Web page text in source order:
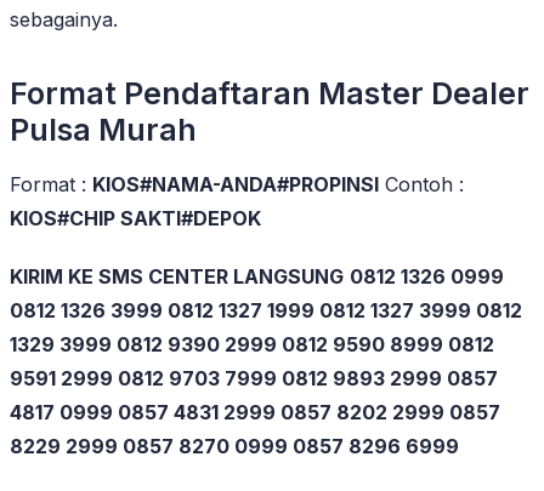
sebagainya.
Format Pendaftaran Master Dealer
Pulsa Murah
Format : KIOS#NAMA-ANDA#PROPINSI Contoh :
KIOS#CHIP SAKTI#DEPOK
KIRIM KE SMS CENTER LANGSUNG 0812 1326 0999
0812 1326 3999 0812 1327 1999 0812 1327 3999 0812
1329 3999 0812 9390 2999 0812 9590 8999 0812
9591 2999 0812 9703 7999 0812 9893 2999 0857
4817 0999 0857 4831 2999 0857 8202 2999 0857
8229 2999 0857 8270 0999 0857 8296 6999